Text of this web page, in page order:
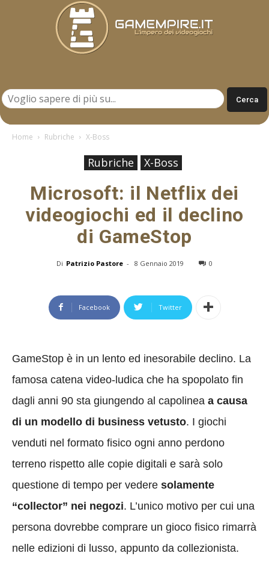
Home Rubriche X-Boss
Rubriche X-Boss
Microsoft: il Netflix dei
videogiochi ed il declino
di GameStop
Di Patrizio Pastore - 8 Gennaio 2019 0
Facebook Twitter
GameStop è in un lento ed inesorabile declino. La
famosa catena video-ludica che ha spopolato fin
dagli anni 90 sta giungendo al capolinea a causa
di un modello di business vetusto. I giochi
venduti nel formato fisico ogni anno perdono
terreno rispetto alle copie digitali e sarà solo
questione di tempo per vedere solamente
“collector” nei negozi. L’unico motivo per cui una
persona dovrebbe comprare un gioco fisico rimarrà
nelle edizioni di lusso, appunto da collezionista.